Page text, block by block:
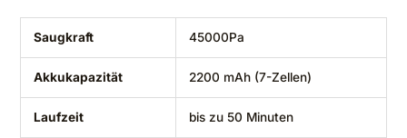
Saugkraft 45000Pa
Akkukapazität 2200 mAh (7-Zellen)
Laufzeit bis zu 50 Minuten